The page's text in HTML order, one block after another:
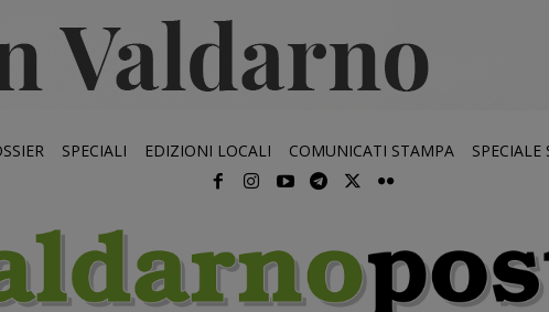
SPECIALI EDIZIONI LOCALI COMUNICATI STAMPA SPECIALE